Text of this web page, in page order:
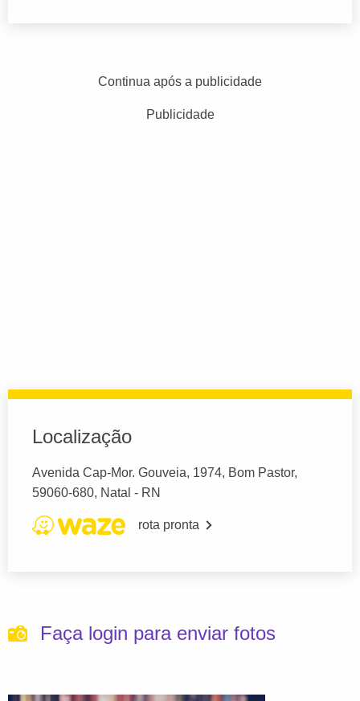
Continua após a publicidade
Publicidade
Localização
Avenida Cap-Mor. Gouveia, 1974, Bom Pastor,
59060-680, Natal - RN
rota pronta
Faça login para enviar fotos